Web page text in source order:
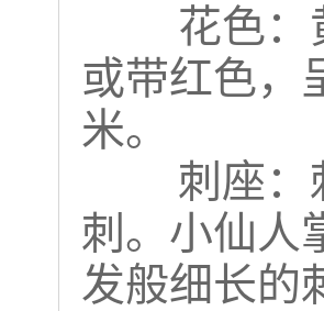
花色：
或带红色，
米。
刺座：
刺。小仙人
发般细长的